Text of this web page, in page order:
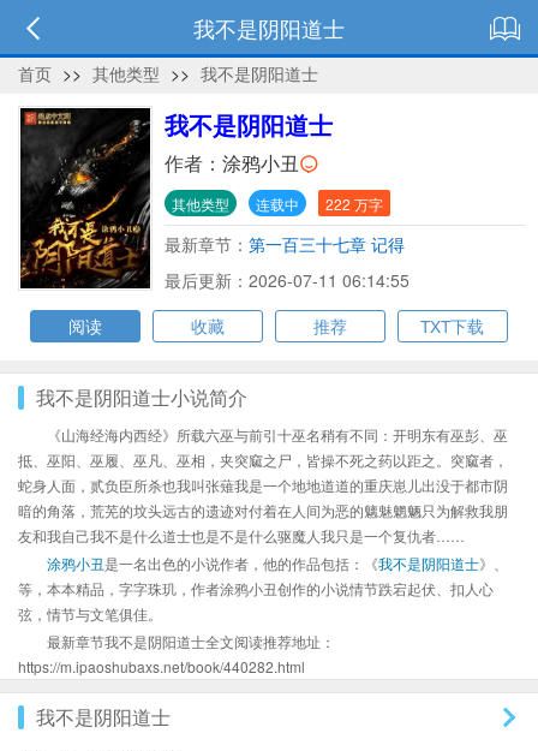
我不是阴阳道士
首页 >> 其他类型 >> 我不是阴阳道士
我不是阴阳道士
作者： 涂鸦小丑
其他类型 连载中 222 万字
最新章节： 第一百三十七章 记得
最后更新：2026-07-11 06:14:55
阅读
收藏 推荐 TXT下载
我不是阴阳道士小说简介
《山海经海内西经》所载六巫与前引十巫名稍有不同：开明东有巫彭、巫
抵、巫阳、巫履、巫凡、巫相，夹突窳之尸，皆操不死之药以距之。突窳者，
蛇身人面，贰负臣所杀也我叫张薙我是一个地地道道的重庆崽儿出没于都市阴
暗的角落，荒芜的坟头远古的遗迹对付着在人间为恶的魑魅魍魉只为解救我朋
友和我自己我不是什么道士也是不是什么驱魔人我只是一个复仇者……
涂鸦小丑是一名出色的小说作者，他的作品包括：《我不是阴阳道士》、
等，本本精品，字字珠玑，作者涂鸦小丑创作的小说情节跌宕起伏、扣人心
弦，情节与文笔俱佳。
最新章节我不是阴阳道士全文阅读推荐地址：
https://m.ipaoshubaxs.net/book/440282.html
我不是阴阳道士